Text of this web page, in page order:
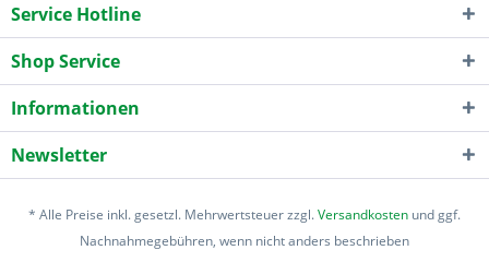
Service Hotline
Shop Service
Informationen
Newsletter
* Alle Preise inkl. gesetzl. Mehrwertsteuer zzgl.Versandkosten und ggf.
Nachnahmegebühren, wenn nicht anders beschrieben